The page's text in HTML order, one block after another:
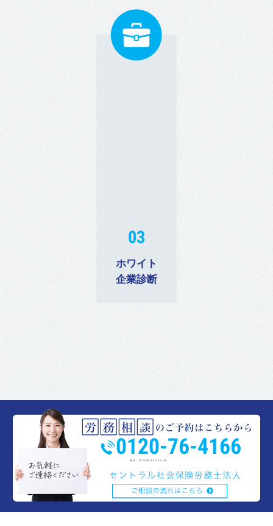
はいえ、まだまだ社会保険手続
きは煩雑です。本業に注力いた
だくためにも当法人は社会保険
手続きのアウトソーシングをサ
給与計算にご対応いたします。
企業の特徴にあわせた業務フロ
ーの構築、年間業務カレンダー
にて作業スケジュールを提示し
ています。給与計算業務を確実
03
ホワイト
企業診断
0120-76-4166
受付：平日10:00〜17:00